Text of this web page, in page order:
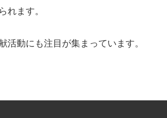
れます。
活動にも注目が集まっています。